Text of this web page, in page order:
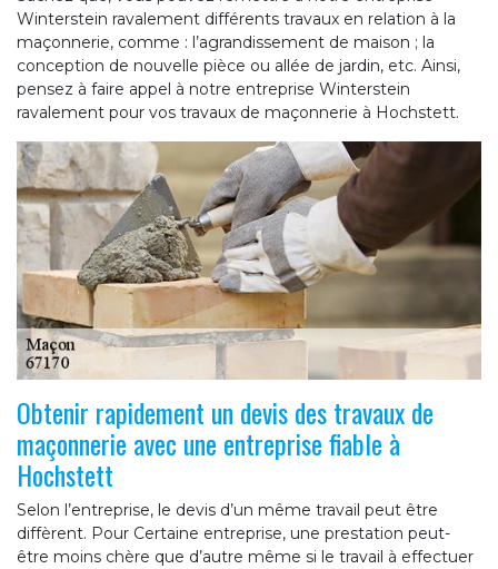
Winterstein ravalement différents travaux en relation à la
maçonnerie, comme : l’agrandissement de maison ; la
conception de nouvelle pièce ou allée de jardin, etc. Ainsi,
pensez à faire appel à notre entreprise Winterstein
ravalement pour vos travaux de maçonnerie à Hochstett.
Obtenir rapidement un devis des travaux de
maçonnerie avec une entreprise fiable à
Hochstett
Selon l’entreprise, le devis d’un même travail peut être
diffèrent. Pour Certaine entreprise, une prestation peut-
être moins chère que d’autre même si le travail à effectuer